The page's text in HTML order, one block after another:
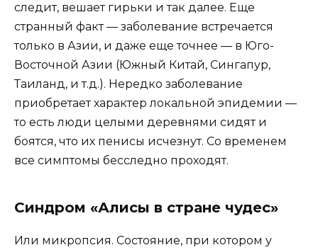
следит, вешает гирьки и так далее. Еще
странный факт — заболевание встречается
только в Азии, и даже еще точнее — в Юго-
Восточной Азии (Южный Китай, Сингапур,
Таиланд, и т.д.). Нередко заболевание
приобретает характер локальной эпидемии —
то есть люди целыми деревнями сидят и
боятся, что их пенисы исчезнут. Со временем
все симптомы бесследно проходят.
Синдром «Алисы в стране чудес»
Или микропсия. Состояние, при котором у